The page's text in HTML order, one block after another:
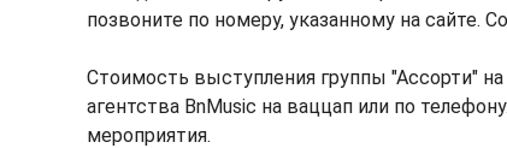
позвоните по номеру, указанному на сайте.
Стоимость выступления группы "Ассорти"
агентства BnMusic на ваццап или по
мероприятия.